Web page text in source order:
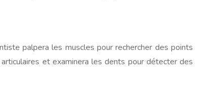
palpera les muscles pour rechercher des points
et examinera les dents pour détecter des